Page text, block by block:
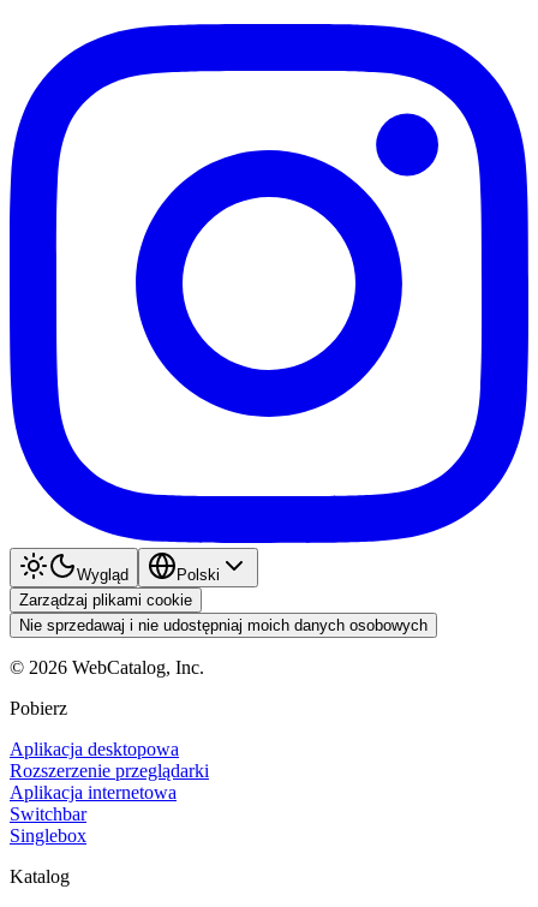
Wygląd
Polski
Zarządzaj plikami cookie
Nie sprzedawaj i nie udostępniaj moich danych osobowych
© 2026 WebCatalog, Inc.
Pobierz
Aplikacja desktopowa
Rozszerzenie przeglądarki
Aplikacja internetowa
Switchbar
Singlebox
Katalog